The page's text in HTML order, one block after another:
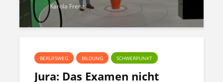
Karola Frenz
BERUFSWEG BILDUNG SCHWERPUNKT
Jura: Das Examen nicht